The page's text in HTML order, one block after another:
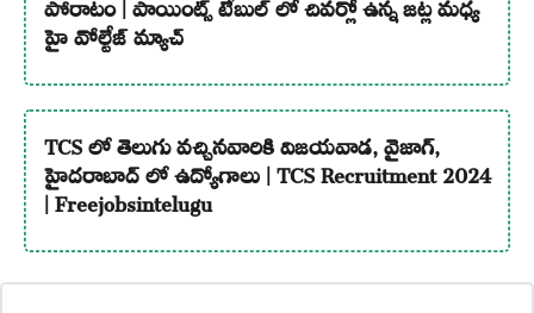
హై వోల్టేజ్ మ్యాచ్
TCS లో తెలుగు వచ్చినవారికి విజయవాడ, వైజాగ్,
హైదరాబాద్ లో ఉద్యోగాలు | TCS Recruitment 2024
| Freejobsintelugu